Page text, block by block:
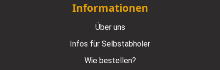
Informationen
Über uns
Infos für Selbstabholer
Wie bestellen?